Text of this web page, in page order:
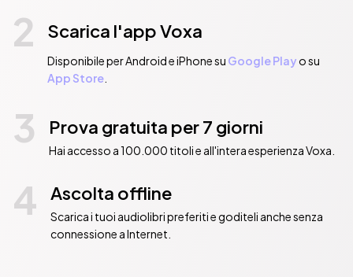
2 Scarica l'app Voxa
Disponibile per Android e iPhone su Google Playo su
App Store.
3 Prova gratuita per 7 giorni
Hai accesso a 100.000 titoli e all'intera esperienza Voxa.
4 Ascolta offline
Scarica i tuoi audiolibri preferiti e goditeli anche senza
connessione a Internet.